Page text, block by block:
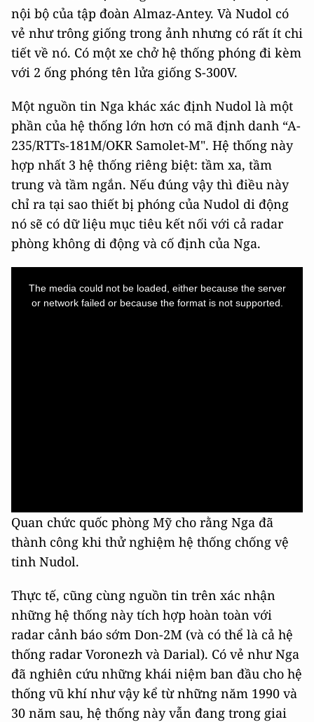
nội bộ của tập đoàn Almaz-Antey. Và Nudol có
vẻ như trông giống trong ảnh nhưng có rất ít chi
tiết về nó. Có một xe chở hệ thống phóng đi kèm
với 2 ống phóng tên lửa giống S-300V.
Một nguồn tin Nga khác xác định Nudol là một
phần của hệ thống lớn hơn có mã định danh “A-
235/RTTs-181M/OKR Samolet-M". Hệ thống này
hợp nhất 3 hệ thống riêng biệt: tầm xa, tầm
trung và tầm ngắn. Nếu đúng vậy thì điều này
chỉ ra tại sao thiết bị phóng của Nudol di động
nó sẽ có dữ liệu mục tiêu kết nối với cả radar
phòng không di động và cố định của Nga.
The media could not be loaded, either because the server
or network failed or because the format is not supported.
Quan chức quốc phòng Mỹ cho rằng Nga đã
thành công khi thử nghiệm hệ thống chống vệ
tinh Nudol.
Thực tế, cũng cùng nguồn tin trên xác nhận
những hệ thống này tích hợp hoàn toàn với
radar cảnh báo sớm Don-2M (và có thể là cả hệ
thống radar Voronezh và Darial). Có vẻ như Nga
đã nghiên cứu những khái niệm ban đầu cho hệ
thống vũ khí như vậy kể từ những năm 1990 và
30 năm sau, hệ thống này vẫn đang trong giai